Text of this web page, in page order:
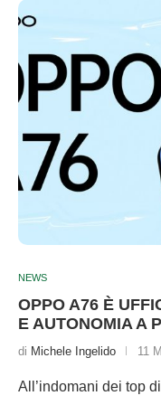
NEWS
OPPO A76 È
E AUTONOMIA A
di Michele Ingelido 11
All’indomani dei top